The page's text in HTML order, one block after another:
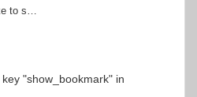
to s…
"show_bookmark" in